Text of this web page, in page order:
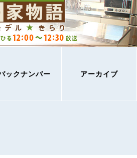
ックナンバー アーカイブ